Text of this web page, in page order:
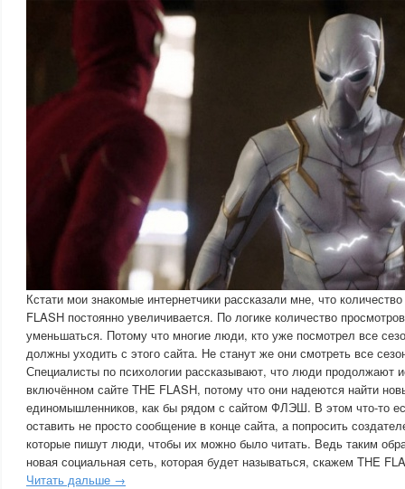
Кстати мои знакомые интернетчики рассказали мне, что
FLASH постоянно увеличивается. По логике количество
уменьшаться. Потому что многие люди, кто уже посмотрел все
должны уходить с этого сайта. Не станут же они смотреть все
Специалисты по психологии рассказывают, что люди продолжают
включённом сайте THE FLASH, потому что они надеются найти
единомышленников, как бы рядом с сайтом ФЛЭШ. В этом что-то
оставить не просто сообщение в конце сайта, а попросить
которые пишут люди, чтобы их можно было читать. Ведь таким
новая социальная сеть, которая будет называться, скажем THE
Читать дальше →